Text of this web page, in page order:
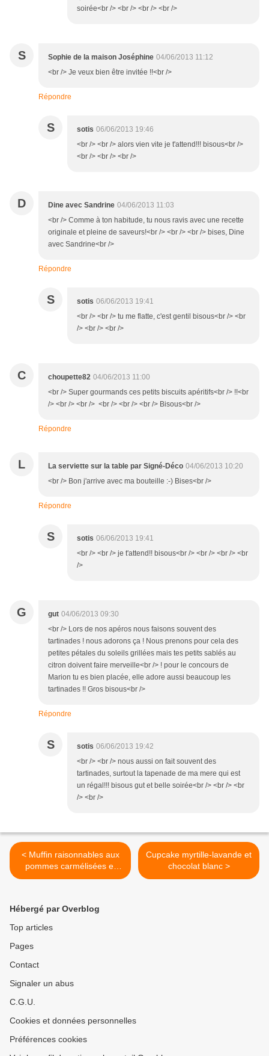
soirée<br /> <br /> <br /> <br />
S Sophie de la maison Joséphine 04/06/2013 11:12
<br /> Je veux bien être invitée !!<br />
Répondre
S sotis 06/06/2013 19:46
<br /> <br /> alors vien vite je t'attend!!! bisous<br />
<br /> <br /> <br />
D Dine avec Sandrine 04/06/2013 11:03
<br /> Comme à ton habitude, tu nous ravis avec une recette
originale et pleine de saveurs!<br /> <br /> <br /> bises, Dine
avec Sandrine<br />
Répondre
S sotis 06/06/2013 19:41
<br /> <br /> tu me flatte, c'est gentil bisous<br /> <br
/> <br /> <br />
C choupette82 04/06/2013 11:00
<br /> Super gourmands ces petits biscuits apéritifs<br /> !!<br
/> <br /> <br /> <br /> <br /> <br /> Bisous<br />
Répondre
L La serviette sur la table par Signé-Déco 04/06/2013 10:20
<br /> Bon j'arrive avec ma bouteille :-) Bises<br />
Répondre
S sotis 06/06/2013 19:41
<br /> <br /> je t'attend!! bisous<br /> <br /> <br /> <br
/>
G gut 04/06/2013 09:30
<br /> Lors de nos apéros nous faisons souvent des
tartinades ! nous adorons ça ! Nous prenons pour cela des
petites pétales du soleils grillées mais tes petits sablés au
citron doivent faire merveille<br /> ! pour le concours de
Marion tu es bien placée, elle adore aussi beaucoup les
tartinades !! Gros bisous<br />
Répondre
S sotis 06/06/2013 19:42
<br /> <br /> nous aussi on fait souvent des
tartinades, surtout la tapenade de ma mere qui est
un régal!!! bisous gut et belle soirée<br /> <br /> <br
/> <br />
< Muffin raisonnables aux
pommes carmélisées et
amande
Cupcake myrtille-lavande et
chocolat blanc >
Hébergé par Overblog
Top articles
Pages
Contact
Signaler un abus
C.G.U.
Cookies et données personnelles
Préférences cookies